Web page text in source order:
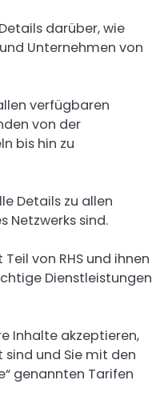
darüber, wie
Unternehmen von
verfügbaren
von der
bis hin zu
Details zu allen
Netzwerks sind.
Teil von RHS und ihnen
Dienstleistungen
Inhalte akzeptieren,
und Sie mit den
genannten Tarifen